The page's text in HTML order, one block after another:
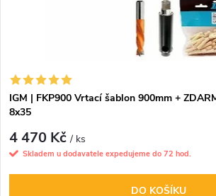
IGM | FKP900 Vrtací šablon 900mm +
8x35
4 470 Kč/ ks
Skladem u dodavatele expedujeme do 72 hod.
DO KOŠÍKU